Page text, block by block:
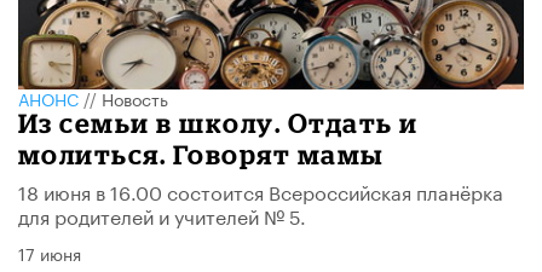
АНОНС//Новость
Из семьи в школу. Отдать и
молиться. Говорят мамы
18 июня в 16.00 состоится Всероссийская планёрка
для родителей и учителей № 5.
17 июня